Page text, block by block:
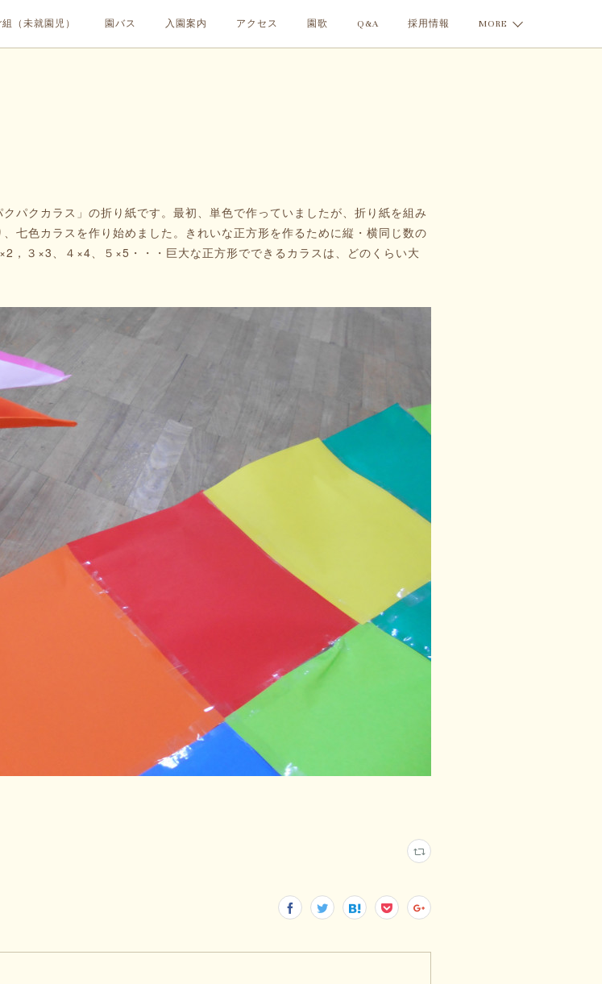
（未就園児） 園バス 入園案内 アクセス 園歌 Q&A 採用情報 MORE
パクカラス」の折り紙です。最初、単色で作っていましたが、折り紙を組み
七色カラスを作り始めました。きれいな正方形を作るために縦・横同じ数の
，３×3、４×4、５×5・・・巨大な正方形でできるカラスは、どのくらい大